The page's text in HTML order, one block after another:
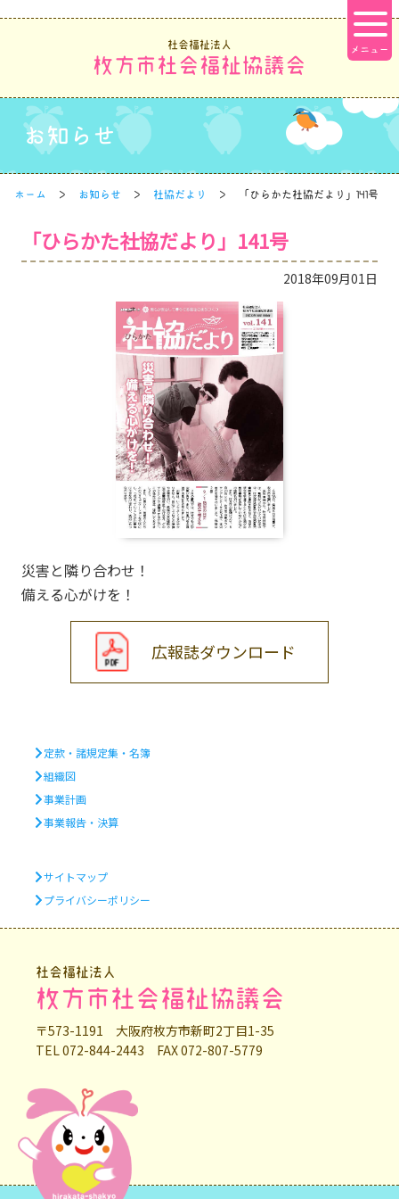
社会福祉法人
枚方市社会福祉協議会
お知らせ
ホーム お知らせ 社協だより 「ひらかた社協だより」141号
「ひらかた社協だより」141号
2018年09月01日
災害と隣り合わせ！
備える心がけを！
広報誌ダウンロード
定款・諸規定集・名簿
組織図
事業計画
事業報告・決算
サイトマップ
プライバシーポリシー
社会福祉法人
枚方市社会福祉協議会
〒573-1191 大阪府枚方市新町2丁目1-35
TEL 072-844-2443 FAX 072-807-5779